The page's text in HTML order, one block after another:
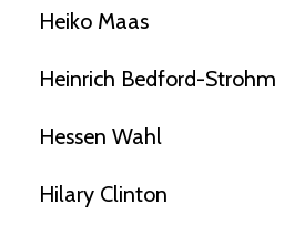
Heiko Maas
Heinrich Bedford-Strohm
Hessen Wahl
Hilary Clinton